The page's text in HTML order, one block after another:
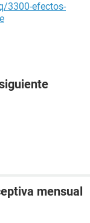
3300-efectos-
mensual